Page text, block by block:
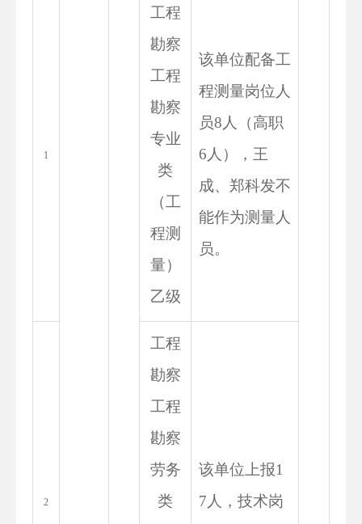
1
工程
勘察
工程
勘察
专业
类
（工
程测
量）
乙级
该单位配备工
程测量岗位人
员8人（高职
6人），王
成、郑科发不
能作为测量人
员。
2
工程
勘察
工程
勘察
劳务
类
该单位上报1
7人，技术岗